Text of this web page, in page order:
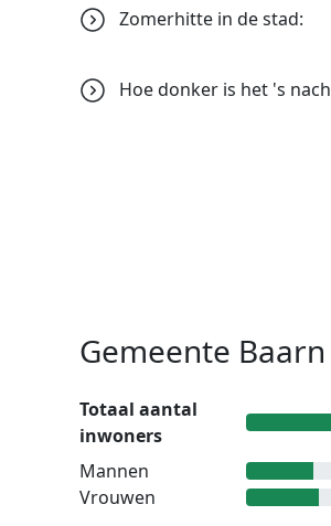
Zomerhitte in de stad:
Hoe donker is het 's
Gemeente Baarn
Totaal aantal
inwoners
Mannen
Vrouwen